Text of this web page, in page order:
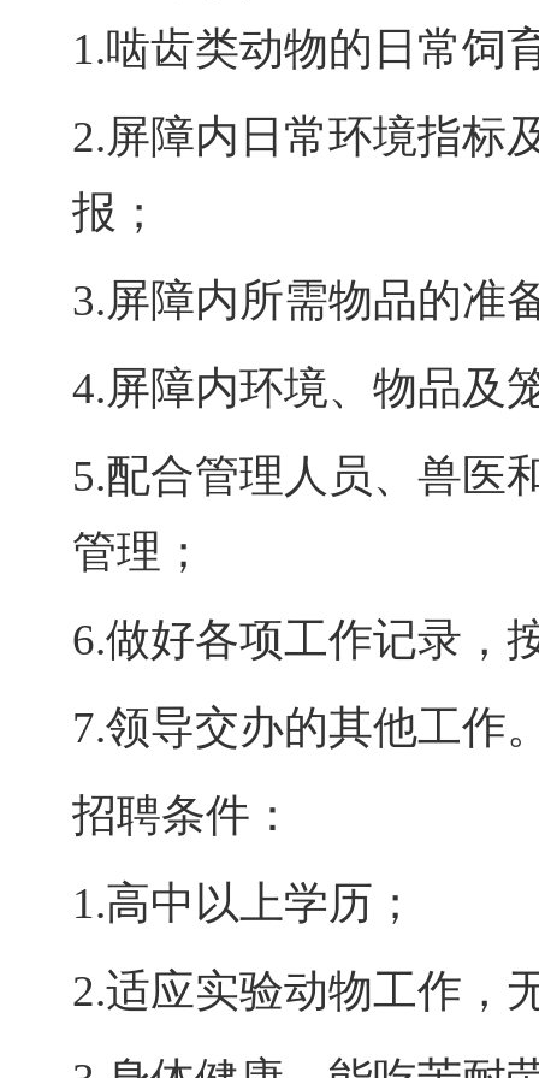
1.啮齿类动物的日常饲
2.屏障内日常环境指标
报；
3.屏障内所需物品的准
4.屏障内环境、物品及
5.配合管理人员、兽医
管理；
6.做好各项工作记录，
7.领导交办的其他工作
招聘条件：
1.高中以上学历；
2.适应实验动物工作，